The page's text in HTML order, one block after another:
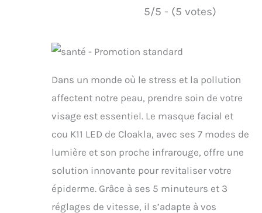
5/5 - (5 votes)
Dans un monde où le stress et la pollution
affectent notre peau, prendre soin de votre
visage est essentiel. Le masque facial et
cou K11 LED de Cloakla, avec ses 7 modes de
lumière et son proche infrarouge, offre une
solution innovante pour revitaliser votre
épiderme. Grâce à ses 5 minuteurs et 3
réglages de vitesse, il s’adapte à vos